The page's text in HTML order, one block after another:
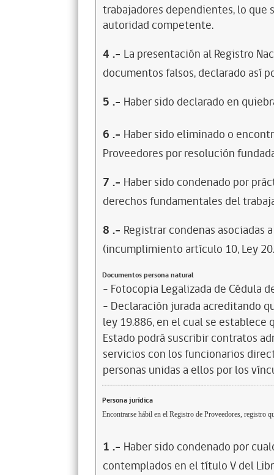
trabajadores dependientes, lo
autoridad competente.
4 .- La presentación al Registro
documentos falsos, declarado así
5 .- Haber sido declarado en
6 .- Haber sido eliminado o
Proveedores por resolución
7 .- Haber sido condenado por
derechos fundamentales del
8 .- Registrar condenas asociadas
(incumplimiento artículo 10, Ley
Documentos persona natural
- Fotocopia Legalizada de Cédula
- Declaración jurada acreditando
ley 19.886, en el cual se
Estado podrá suscribir contratos
servicios con los funcionarios
personas unidas a ellos por los
Persona jurídica
Encontrarse hábil en el Registro de Proveedores, registro
1 .- Haber sido condenado por
contemplados en el título V del